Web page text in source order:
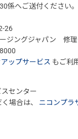
係へご送付ください。
26
ジングジャパン 修
ップサービス もご利
センター
場合は、 ニコンプラ